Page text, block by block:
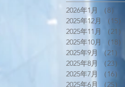
2026年1月 （8）
2025年12月
（15）
2025年11月
（21）
2025年10月
（18）
2025年9月
（21）
2025年8月
（23）
2025年7月
（16）
2025年6月
（25）